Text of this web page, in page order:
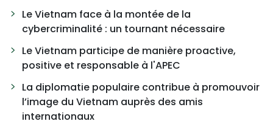
Le Vietnam face à la montée de la
cybercriminalité : un tournant nécessaire
Le Vietnam participe de manière proactive,
positive et responsable à l'APEC
La diplomatie populaire contribue à promouvoir
l’image du Vietnam auprès des amis
internationaux